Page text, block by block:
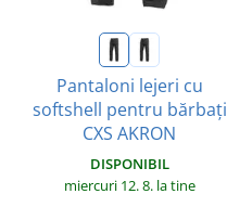
Pantaloni lejeri cu
softshell pentru bărbați
CXS AKRON
DISPONIBIL
miercuri 12. 8. la tine